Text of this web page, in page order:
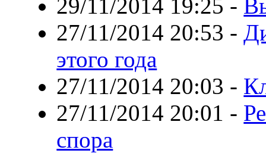
29/11/2014 19:25 -
27/11/2014 20:53 -
этого года
27/11/2014 20:03 -
27/11/2014 20:01 -
спора